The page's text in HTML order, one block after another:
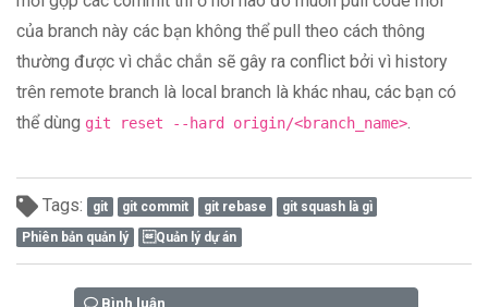
của branch này các bạn không thể pull theo cách thông
thường được vì chắc chắn sẽ gây ra conflict bởi vì history
trên remote branch là local branch là khác nhau, các bạn có
thể dùng git reset --hard origin/<branch_name>.
Tags: git git commit git rebase
git squash là gì
Phiên bản quản lý
Quản lý dự án
Bình luận